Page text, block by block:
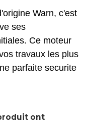
Warn, c'est
ses
Ce moteur
travaux les plus
parfaite securite
ont